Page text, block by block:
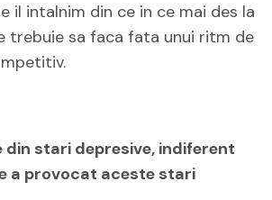
il intalnim din ce in ce mai des la
trebuie sa faca fata unui ritm de
din stari depresive, indiferent
a provocat aceste stari